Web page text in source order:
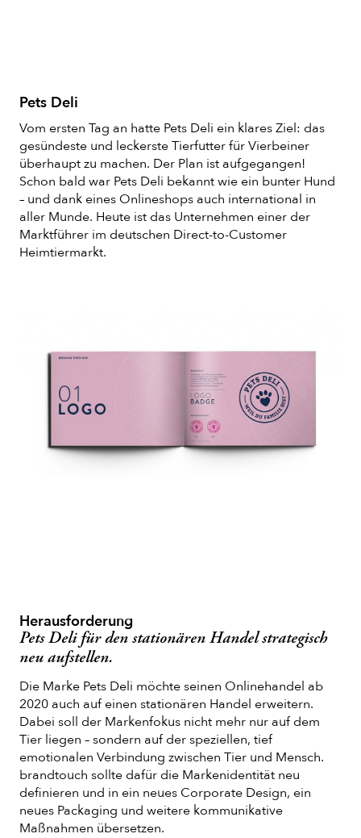
Pets Deli
Vom ersten Tag an hatte Pets Deli ein klares Ziel: das
gesündeste und leckerste Tierfutter für Vierbeiner
überhaupt zu machen. Der Plan ist aufgegangen!
Schon bald war Pets Deli bekannt wie ein bunter Hund
– und dank eines Onlineshops auch international in
aller Munde. Heute ist das Unternehmen einer der
Marktführer im deutschen Direct-to-Customer
Heimtiermarkt.
Herausforderung
Pets Deli für den stationären Handel strategisch
neu aufstellen.
Die Marke Pets Deli möchte seinen Onlinehandel ab
2020 auch auf einen stationären Handel erweitern.
Dabei soll der Markenfokus nicht mehr nur auf dem
Tier liegen – sondern auf der speziellen, tief
emotionalen Verbindung zwischen Tier und Mensch.
brandtouch sollte dafür die Markenidentität neu
definieren und in ein neues Corporate Design, ein
neues Packaging und weitere kommunikative
Maßnahmen übersetzen.